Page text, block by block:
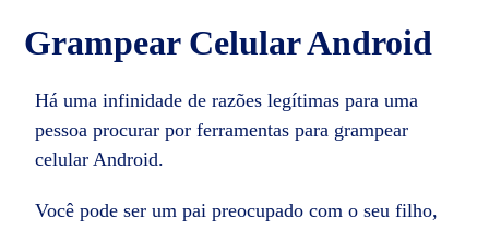
Grampear Celular Android
Há uma infinidade de razões legítimas para uma
pessoa procurar por ferramentas para grampear
celular Android.
Você pode ser um pai preocupado com o seu filho,